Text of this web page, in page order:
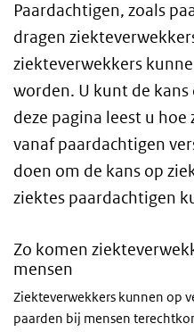
Paardachtigen, zoals
dragen
ziekteverwekkers
worden. U kunt de
deze pagina leest u
vanaf paardachtigen
doen om de kans op
ziektes paardachtigen
Zo komen
mensen
Ziekteverwekkers kunnen op
paarden bij mensen